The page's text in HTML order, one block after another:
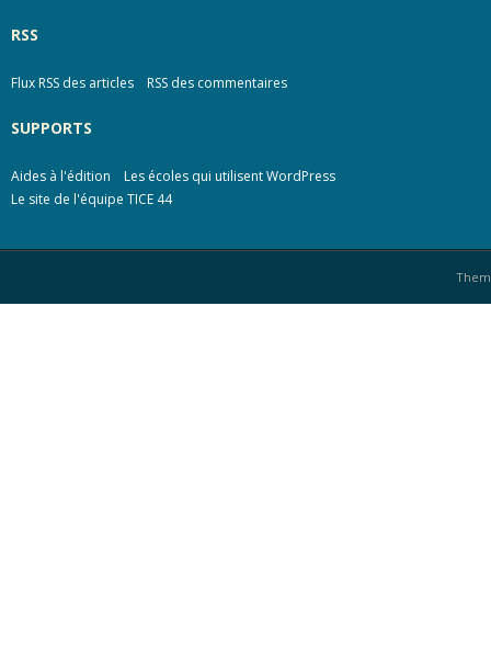
RSS
Flux RSS des articles RSS des commentaires
SUPPORTS
Aides à l'édition
Les écoles qui utilisent WordPress
Le site de l'équipe TICE 44